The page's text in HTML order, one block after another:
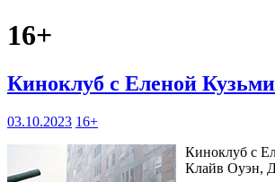
16+
Киноклуб с Еленой
03.10.2023 16+
Киноклуб с
Клайв Оуэн,